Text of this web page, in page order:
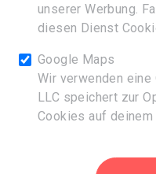
Tel.: 09071/7959905
Registernummer: HRB
Geschäftsführer:
Umsatzsteuer-
unserer Werbung.
diesen Dienst
Google Maps
Wir verwenden eine
LLC speichert zur
Cookies auf deinem